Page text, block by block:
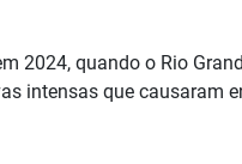
2024, quando o Rio
intensas que causaram